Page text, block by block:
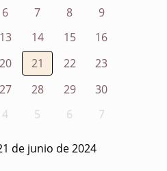
6 7 8
9
13 14 15
16
20 21 22
23
27 28 29
30
4 5 6 7
de junio de 2024